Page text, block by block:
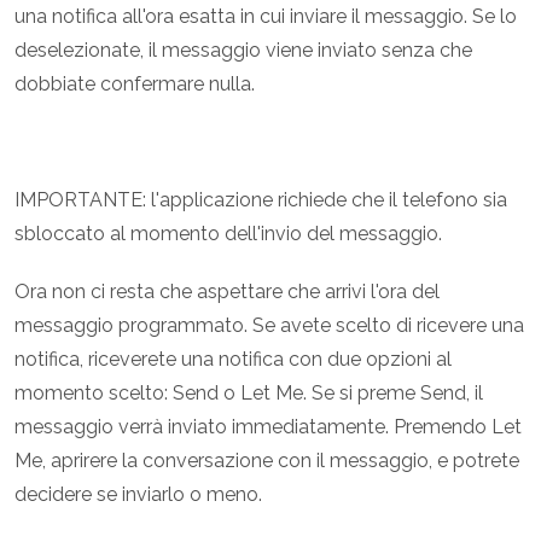
una notifica all'ora esatta in cui inviare il messaggio. Se lo
deselezionate, il messaggio viene inviato senza che
dobbiate confermare nulla.
IMPORTANTE: l'applicazione richiede che il telefono sia
sbloccato al momento dell'invio del messaggio.
Ora non ci resta che aspettare che arrivi l'ora del
messaggio programmato. Se avete scelto di ricevere una
notifica, riceverete una notifica con due opzioni al
momento scelto: Send o Let Me. Se si preme Send, il
messaggio verrà inviato immediatamente. Premendo Let
Me, aprirere la conversazione con il messaggio, e potrete
decidere se inviarlo o meno.